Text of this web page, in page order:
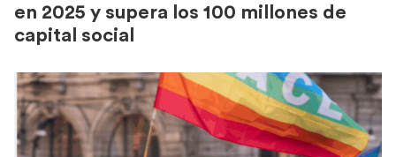
en 2025 y supera los 100 millones de
capital social